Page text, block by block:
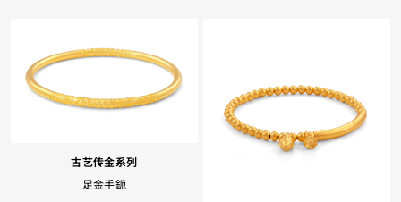
古艺传金系列
足金手鈪